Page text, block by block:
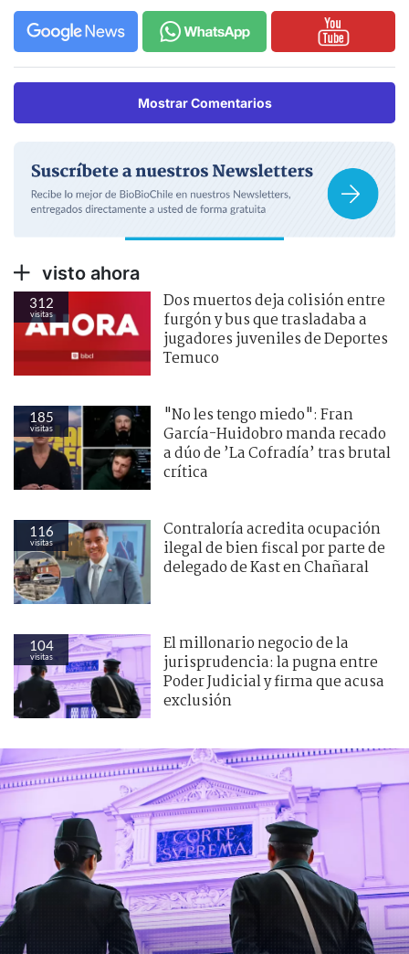
Mostrar Comentarios
visto ahora
312
visitas
Dos muertos deja colisión entre
furgón y bus que trasladaba a
jugadores juveniles de Deportes
Temuco
185
visitas
"No les tengo miedo": Fran
García-Huidobro manda recado
a dúo de ’La Cofradía’ tras brutal
crítica
116
visitas
Contraloría acredita ocupación
ilegal de bien fiscal por parte de
delegado de Kast en Chañaral
104
visitas
El millonario negocio de la
jurisprudencia: la pugna entre
Poder Judicial y firma que acusa
exclusión